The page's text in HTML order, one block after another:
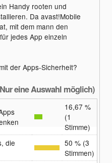
Handy rooten und
Da avast!Mobile
mit dem mann den
jedes App einzeln
der Apps-Sicherheit?
eine Auswahl möglich)
16,67 %
(1
Stimme)
die
50 % (3
Stimmen)